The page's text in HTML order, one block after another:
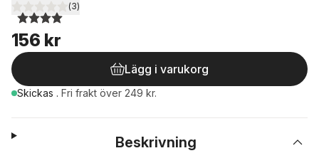
4,0utav 5 stjärnor. Totalt antal röster:
(3)
156 kr
Lägg i varukorg
Skickas . Fri frakt över 249 kr.
Beskrivning